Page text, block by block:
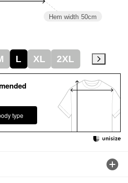
type
Hem width 50cm
L XL 2XL